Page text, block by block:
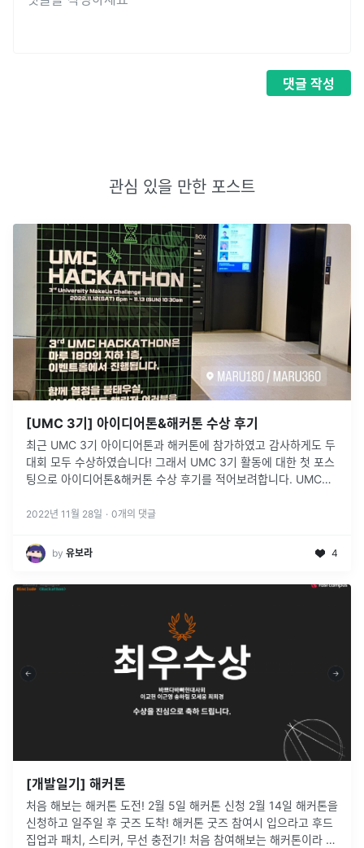
댓글 작성
관심 있을 만한 포스트
[UMC 3기] 아이디어톤&해커톤 수상 후기
최근 UMC 3기 아이디어톤과 해커톤에 참가하였고 감사하게도 두
대회 모두 수상하였습니다! 그래서 UMC 3기 활동에 대한 첫 포스
팅으로 아이디어톤&해커톤 수상 후기를 적어보려합니다. UMC에
에 속해있습 ...
2022년 11월 28일 · 0개의 댓글
by 유보라 4
[개발일기] 해커톤
처음 해보는 해커톤 도전! 2월 5일 해커톤 신청 2월 14일 해커톤을
신청하고 일주일 후 굿즈 도착! 해커톤 굿즈 참여시 입으라고 후드
집업과 패치, 스티커, 무선 충전기! 처음 참여해보는 해커톤이라 이